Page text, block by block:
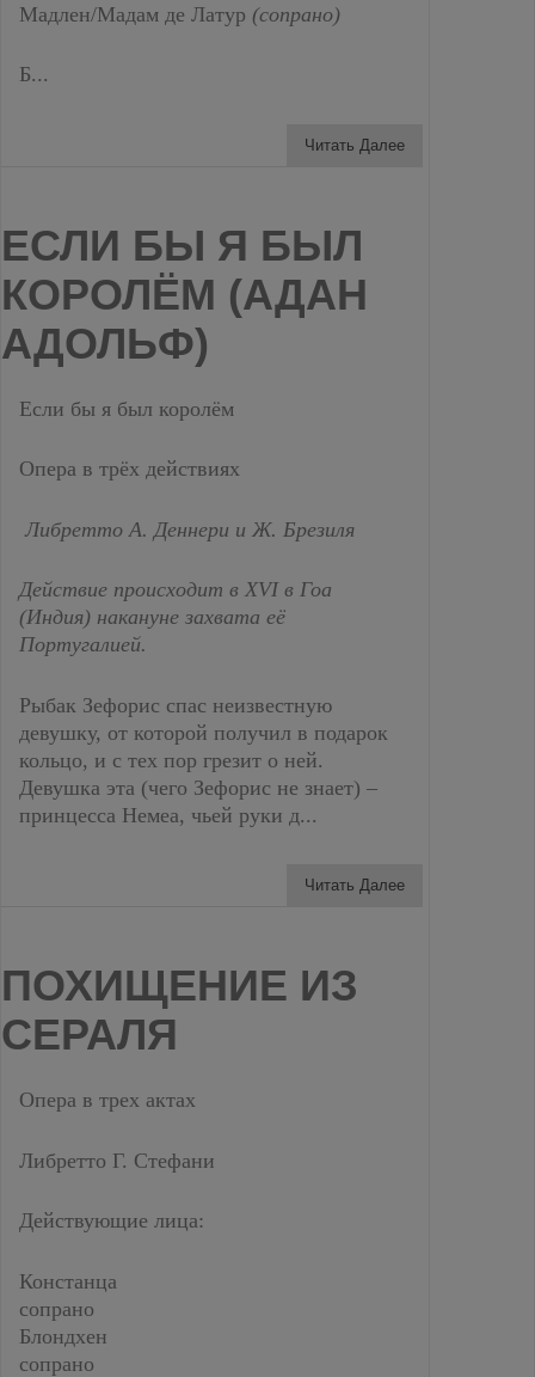
Мадлен/Мадам де Латур (сопрано)
Б...
Читать Далее
ЕСЛИ БЫ Я БЫЛ
КОРОЛЁМ (АДАН
АДОЛЬФ)
Если бы я был королём
Опера в трёх действиях
Либретто А. Деннери и Ж. Брезиля
Действие происходит в XVI в Гоа
(Индия) накануне захвата её
Португалией.
Рыбак Зефорис спас неизвестную
девушку, от которой получил в подарок
кольцо, и с тех пор грезит о ней.
Девушка эта (чего Зефорис не знает) –
принцесса Немеа, чьей руки д...
Читать Далее
ПОХИЩЕНИЕ ИЗ
СЕРАЛЯ
Опера в трех актах
Либретто Г. Стефани
Действующие лица:
Констанца
сопрано
Блондхен
сопрано